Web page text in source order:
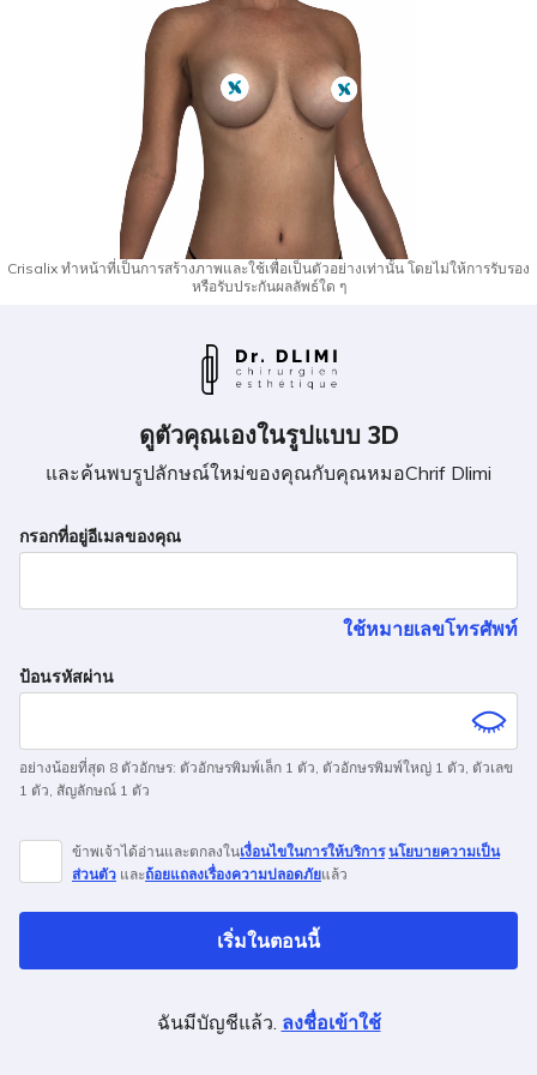
Crisalix ทำหน้าที่เป็นการสร้างภาพและใช้เพื่อเป็นตัวอย่างเท่านั้น โดยไม่ให้การรับรอง
หรือรับประกันผลลัพธ์ใด ๆ
ดูตัวคุณเองในรูปแบบ 3D
และค้นพบรูปลักษณ์ใหม่ของคุณกับคุณหมอChrif Dlimi
If
a
ignore
this
กรอกที่อยู่อีเมลของคุณ
ใช้หมายเลขโทรศัพท์
ป้อนรหัสผ่าน
อย่างน้อยที่สุด 8 ตัวอักษร: ตัวอักษรพิมพ์เล็ก 1 ตัว, ตัวอักษรพิมพ์ใหญ่ 1 ตัว, ตัวเลข
1 ตัว, สัญลักษณ์ 1 ตัว
ข้าพเจ้าได้อ่านและตกลงในเงื่อนไขในการให้บริการ นโยบายความเป็น
ส่วนตัว และถ้อยแถลงเรื่องความปลอดภัยแล้ว
เริ่มในตอนนี้
ฉันมีบัญชีแล้ว. ลงชื่อเข้าใช้